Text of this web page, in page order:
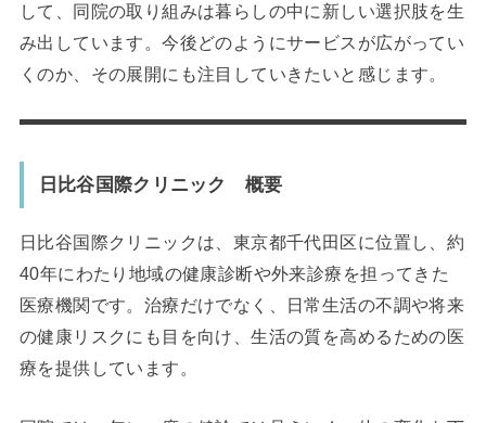
して、同院の取り組みは暮らしの中に新しい選択肢を生
み出しています。今後どのようにサービスが広がってい
くのか、その展開にも注目していきたいと感じます。
日比谷国際クリニック 概要
日比谷国際クリニックは、東京都千代田区に位置し、約
40年にわたり地域の健康診断や外来診療を担ってきた
医療機関です。治療だけでなく、日常生活の不調や将来
の健康リスクにも目を向け、生活の質を高めるための医
療を提供しています。